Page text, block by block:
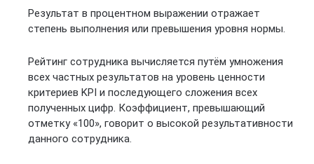
Результат в процентном выражении отражает
степень выполнения или превышения уровня нормы.
Рейтинг сотрудника вычисляется путём умножения
всех частных результатов на уровень ценности
критериев KPI и последующего сложения всех
полученных цифр. Коэффициент, превышающий
отметку «100», говорит о высокой результативности
данного сотрудника.